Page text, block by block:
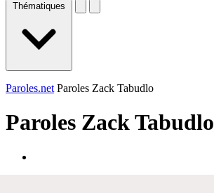
Thématiques
Paroles.net Paroles Zack Tabudlo
Paroles Zack Tabudlo